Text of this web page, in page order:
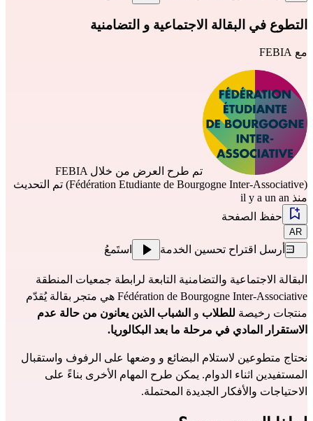
التطوع في البقالة الاجتماعية و التضامنية
مع FEBIA
تم طرح العرض من خلال FEBIA
(Fédération Etudiante de Bourgogne Inter-Associative) تم التحديث
منذ il y a un an
حفظ الصفحة
AR
أرسل اقتراح تحسين الخدمة استَمعُ
البقالة الاجتماعية والتضامنية التابعة لرابطة
منتجات رخيصة للطلاب و
الاستقرار المادي في مرحلة ما بعد البكالوريا.
الاحتياجات والأفكار الجديدة المحتملة.